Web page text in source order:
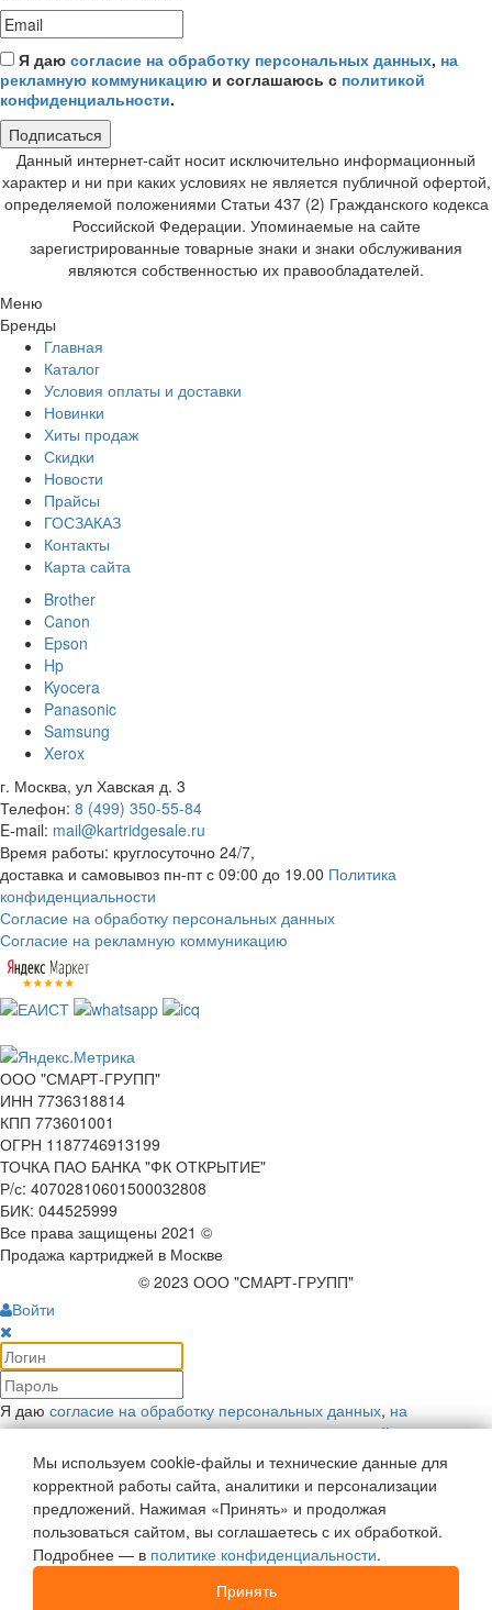
Я даю согласие на обработку персональных данных, на
рекламную коммуникацию и соглашаюсь с политикой
конфиденциальности.
Подписаться
Данный интернет-сайт носит исключительно информационный
характер и ни при каких условиях не является публичной офертой,
определяемой положениями Статьи 437 (2) Гражданского кодекса
Российской Федерации. Упоминаемые на сайте
зарегистрированные товарные знаки и знаки обслуживания
являются собственностью их правообладателей.
Меню
Бренды
Главная
Каталог
Условия оплаты и доставки
Новинки
Хиты продаж
Скидки
Новости
Прайсы
ГОСЗАКАЗ
Контакты
Карта сайта
Brother
Canon
Epson
Hp
Kyocera
Panasonic
Samsung
Xerox
г. Москва, ул Хавская д. 3
Телефон: 8 (499) 350-55-84
E-mail: mail@kartridgesale.ru
Время работы: круглосуточно 24/7,
доставка и самовывоз пн-пт с 09:00 до 19.00 Политика
конфиденциальности
Согласие на обработку персональных данных
Согласие на рекламную коммуникацию
ООО "СМАРТ-ГРУПП"
ИНН 7736318814
КПП 773601001
ОГРН 1187746913199
ТОЧКА ПАО БАНКА "ФК ОТКРЫТИЕ"
Р/с: 40702810601500032808
БИК: 044525999
Все права защищены 2021 ©
Продажа картриджей в Москве
© 2023 ООО "СМАРТ-ГРУПП"
Войти
Я даю согласие на обработку персональных данных, на
рекламную коммуникациюи соглашаюсь сполитикой
конфиденциальности
Войти
Напомнить пароль
Войти как пользователь:
Регистрация
Мы используем cookie-файлы и технические данные для
корректной работы сайта, аналитики и персонализации
предложений. Нажимая «Принять» и продолжая
пользоваться сайтом, вы соглашаетесь с их обработкой.
Подробнее — в политике конфиденциальности.
Принять